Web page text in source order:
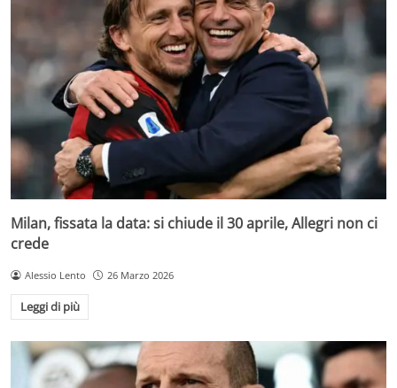
Milan, fissata la data: si chiude il 30 aprile, Allegri non ci
crede
Alessio Lento 26 Marzo 2026
Leggi di più